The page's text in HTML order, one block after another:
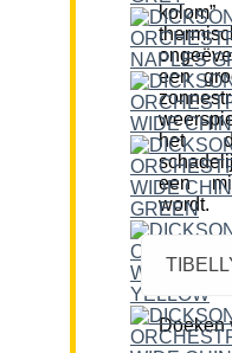
een
het
een
wordt.
Doeken